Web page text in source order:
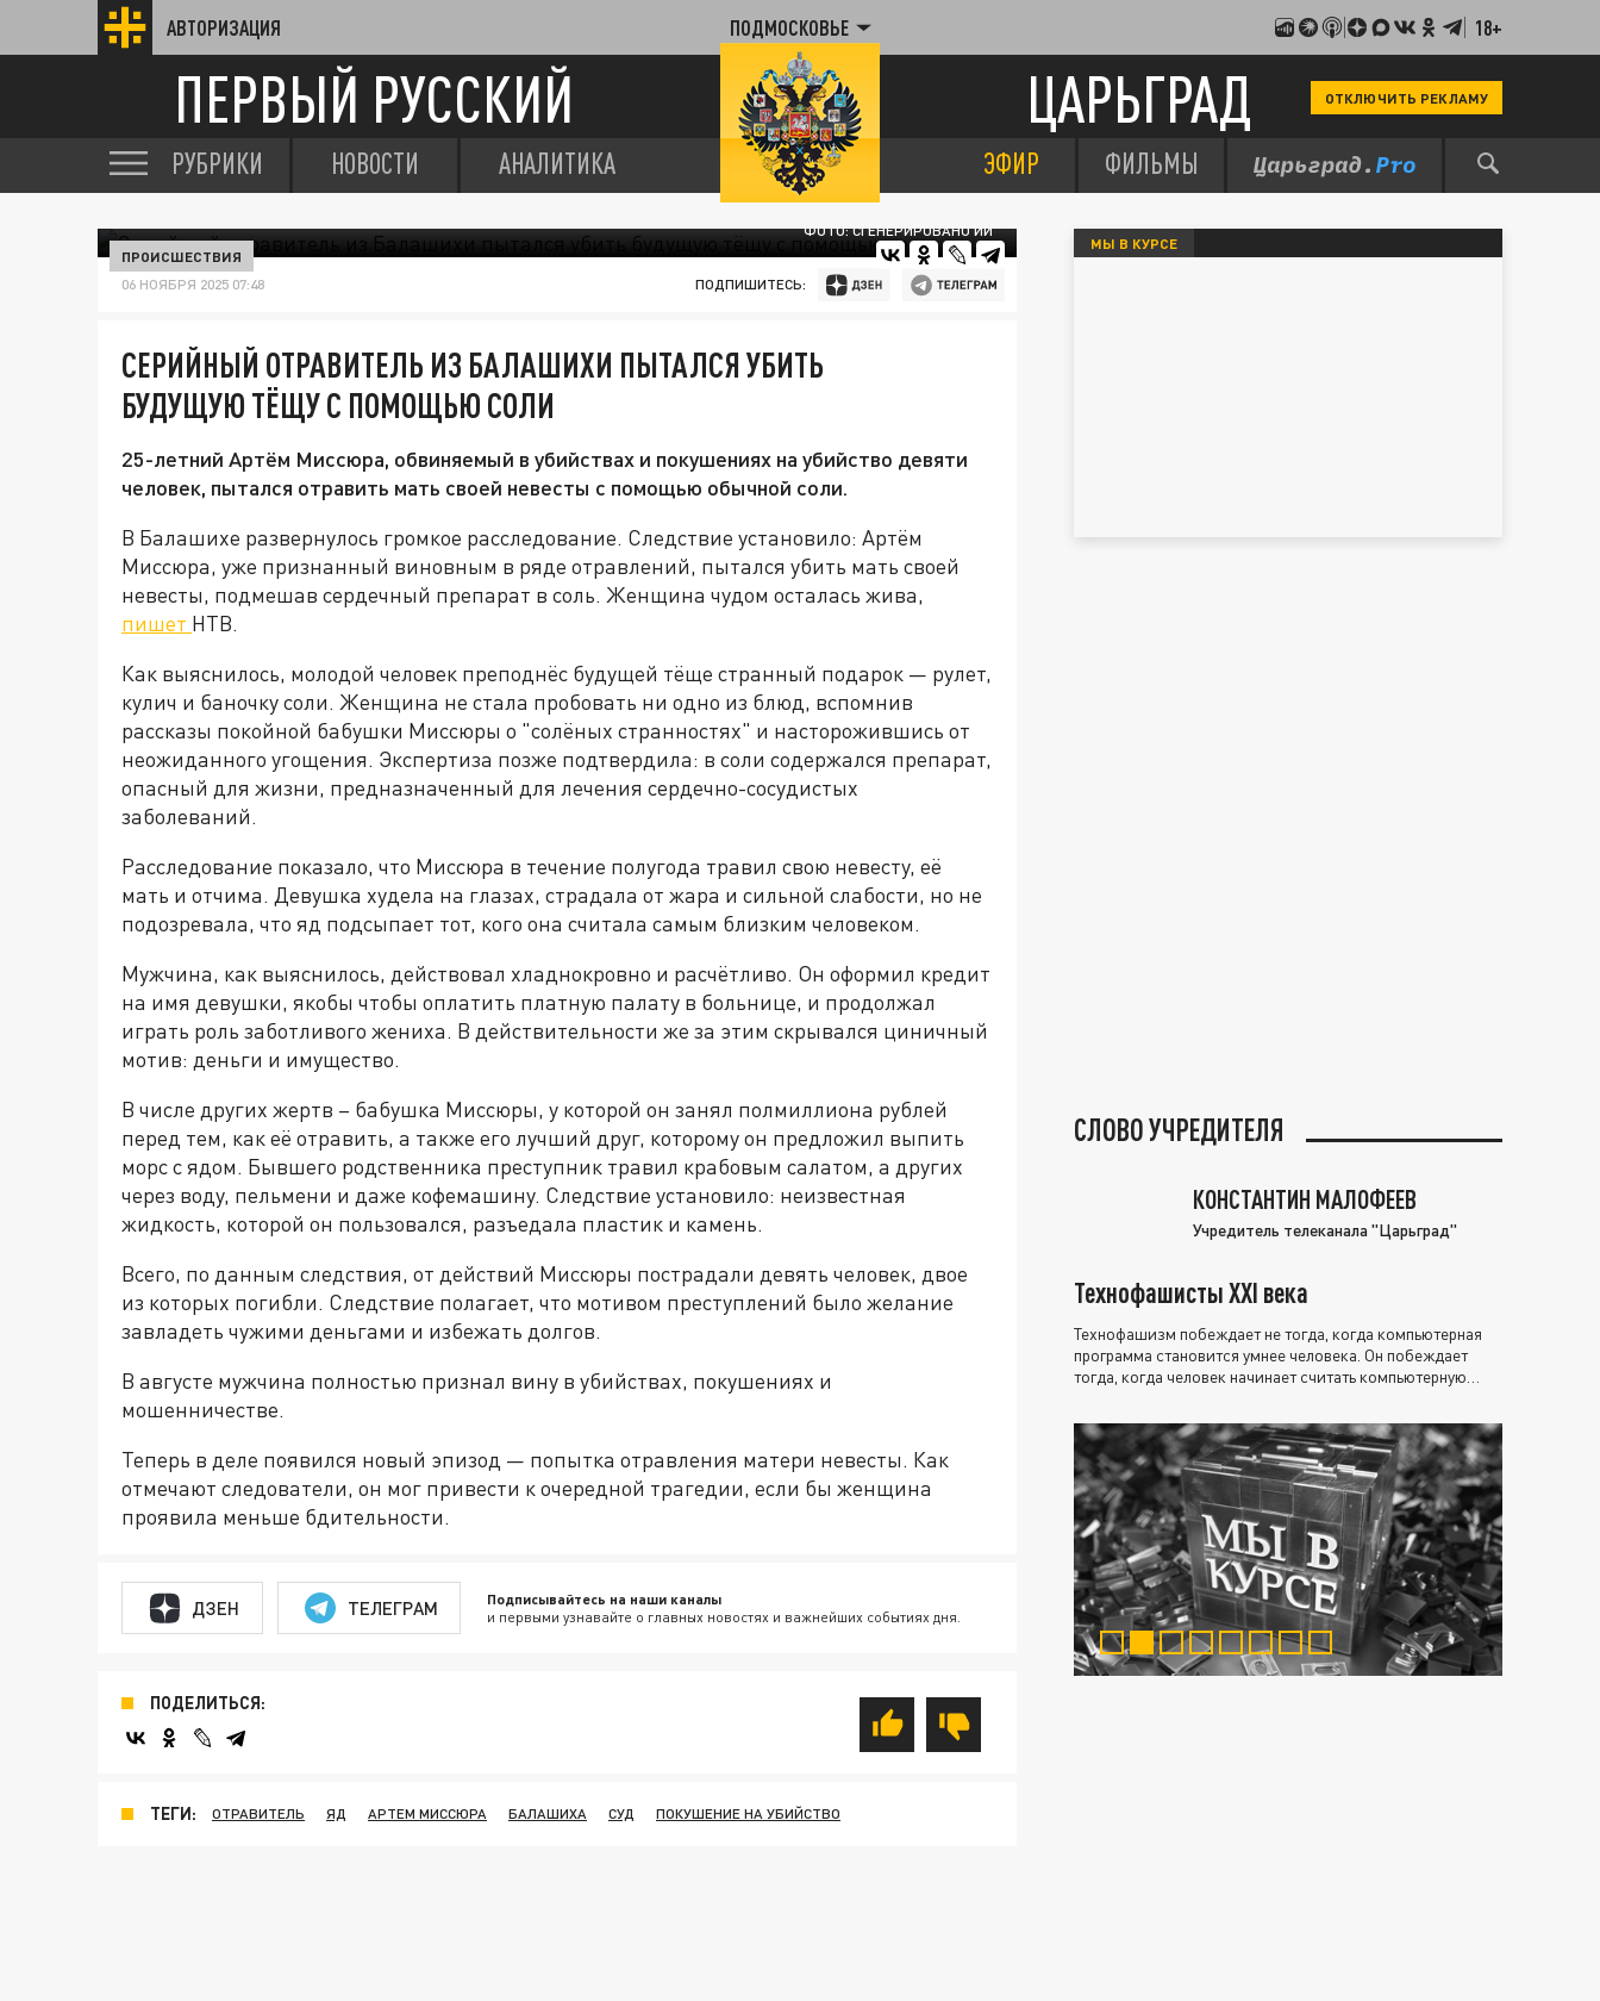
АВТОРИЗАЦИЯ ПОДМОСКОВЬЕ 18+
ПЕРВЫЙ РУССКИЙ ЦАРЬГРАД ОТКЛЮЧИТЬ РЕКЛАМУ
РУБРИКИ НОВОСТИ АНАЛИТИКА ЭФИР ФИЛЬМЫ
ФОТО: СГЕНЕРИРОВАНО ИИ
ПРОИСШЕСТВИЯ
06 НОЯБРЯ 2025 07:48 ПОДПИШИТЕСЬ:
СЕРИЙНЫЙ ОТРАВИТЕЛЬ ИЗ БАЛАШИХИ ПЫТАЛСЯ УБИТЬ
БУДУЩУЮ ТЁЩУ С ПОМОЩЬЮ СОЛИ
25-летний Артём Миссюра, обвиняемый в убийствах и покушениях на убийство девяти
человек, пытался отравить мать своей невесты с помощью обычной соли.
В Балашихе развернулось громкое расследование. Следствие установило: Артём
Миссюра, уже признанный виновным в ряде отравлений, пытался убить мать своей
невесты, подмешав сердечный препарат в соль. Женщина чудом осталась жива,
пишет НТВ.
Как выяснилось, молодой человек преподнёс будущей тёще странный подарок — рулет,
кулич и баночку соли. Женщина не стала пробовать ни одно из блюд, вспомнив
рассказы покойной бабушки Миссюры о "солёных странностях" и насторожившись от
неожиданного угощения. Экспертиза позже подтвердила: в соли содержался препарат,
опасный для жизни, предназначенный для лечения сердечно-сосудистых
заболеваний.
Расследование показало, что Миссюра в течение полугода травил свою невесту, её
мать и отчима. Девушка худела на глазах, страдала от жара и сильной слабости, но не
подозревала, что яд подсыпает тот, кого она считала самым близким человеком.
Мужчина, как выяснилось, действовал хладнокровно и расчётливо. Он оформил кредит
на имя девушки, якобы чтобы оплатить платную палату в больнице, и продолжал
играть роль заботливого жениха. В действительности же за этим скрывался циничный
мотив: деньги и имущество.
В числе других жертв – бабушка Миссюры, у которой он занял полмиллиона рублей
перед тем, как её отравить, а также его лучший друг, которому он предложил выпить
морс с ядом. Бывшего родственника преступник травил крабовым салатом, а других
через воду, пельмени и даже кофемашину. Следствие установило: неизвестная
жидкость, которой он пользовался, разъедала пластик и камень.
Всего, по данным следствия, от действий Миссюры пострадали девять человек, двое
из которых погибли. Следствие полагает, что мотивом преступлений было желание
завладеть чужими деньгами и избежать долгов.
В августе мужчина полностью признал вину в убийствах, покушениях и
мошенничестве.
Теперь в деле появился новый эпизод — попытка отравления матери невесты. Как
отмечают следователи, он мог привести к очередной трагедии, если бы женщина
проявила меньше бдительности.
ДЗЕН ТЕЛЕГРАМ Подписывайтесь на наши каналы
и первыми узнавайте о главных новостях и важнейших событиях дня.
ПОДЕЛИТЬСЯ:
ТЕГИ: ОТРАВИТЕЛЬ ЯД АРТЕМ МИССЮРА БАЛАШИХА СУД ПОКУШЕНИЕ НА УБИЙСТВО
МЫ В КУРСЕ
СЛОВО УЧРЕДИТЕЛЯ
КОНСТАНТИН МАЛОФЕЕВ
Учредитель телеканала "Царьград"
Технофашисты XXI века
Технофашизм побеждает не тогда, когда компьютерная
программа становится умнее человека. Он побеждает
тогда, когда человек начинает считать компьютерную